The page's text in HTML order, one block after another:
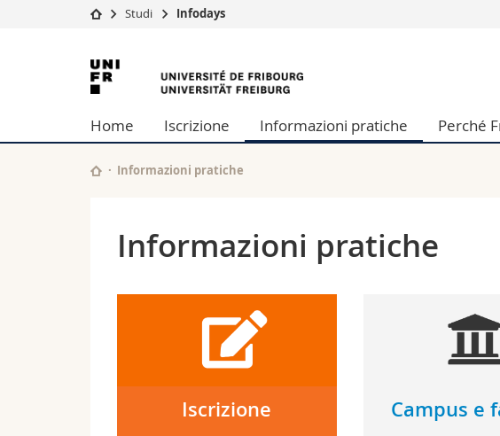
Université
Recherche
Université
Formation continue
Sciences économiques et
Lettres et sciences
Studi Infodays
Università
di
Friborgo
Home Iscrizione Informazioni pratiche Perché
Informazioni pratiche
Informazioni pratiche
Iscrizione Campus e